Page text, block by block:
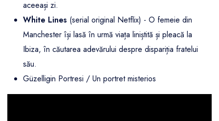
aceeași zi.
White Lines (serial original Netflix) - O femeie din
Manchester își lasă în urmă viața liniștită și pleacă la
Ibiza, în căutarea adevărului despre dispariția fratelui
său.
Güzelligin Portresi / Un portret misterios